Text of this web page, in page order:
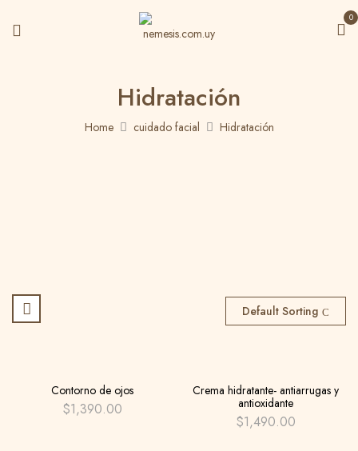
0
Hidratación
Home cuidado facial Hidratación
Default Sorting
Contorno de ojos
$1,390.00
Crema hidratante- antiarrugas y
antioxidante
$1,490.00